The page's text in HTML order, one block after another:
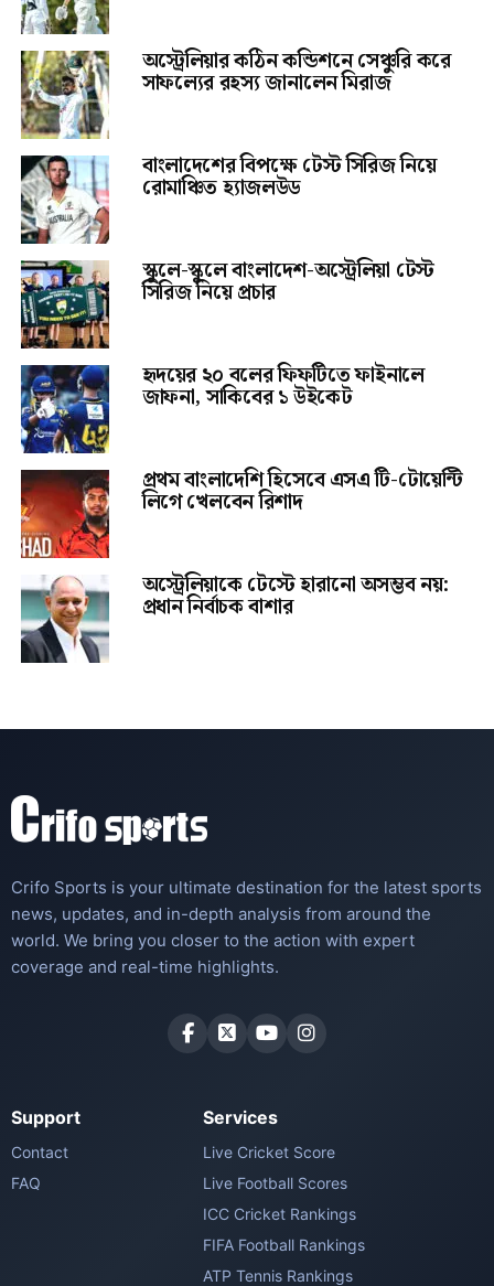
অস্ট্রেলিয়ার কঠিন কন্ডিশনে সেঞ্চুরি করে
সাফল্যের রহস্য জানালেন মিরাজ
বাংলাদেশের বিপক্ষে টেস্ট সিরিজ নিয়ে
রোমাঞ্চিত হ্যাজলউড
স্কুলে-স্কুলে বাংলাদেশ-অস্ট্রেলিয়া টেস্ট
সিরিজ নিয়ে প্রচার
হৃদয়ের ২০ বলের ফিফটিতে ফাইনালে
জাফনা, সাকিবের ১ উইকেট
প্রথম বাংলাদেশি হিসেবে এসএ টি-টোয়েন্টি
লিগে খেলবেন রিশাদ
অস্ট্রেলিয়াকে টেস্টে হারানো অসম্ভব নয়:
প্রধান নির্বাচক বাশার
Crifo Sports is your ultimate destination for the latest sports
news, updates, and in-depth analysis from around the
world. We bring you closer to the action with expert
coverage and real-time highlights.
Support
Contact
FAQ
Services
Live Cricket Score
Live Football Scores
ICC Cricket Rankings
FIFA Football Rankings
ATP Tennis Rankings